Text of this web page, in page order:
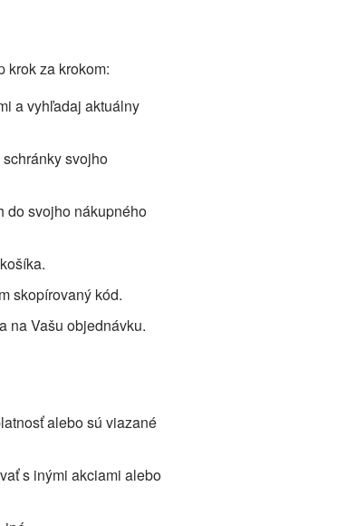
krok za krokom:
a vyhľadaj aktuálny
svojho
do svojho nákupného
skopírovaný kód.
na Vašu objednávku.
alebo sú viazané
s inými akciami alebo